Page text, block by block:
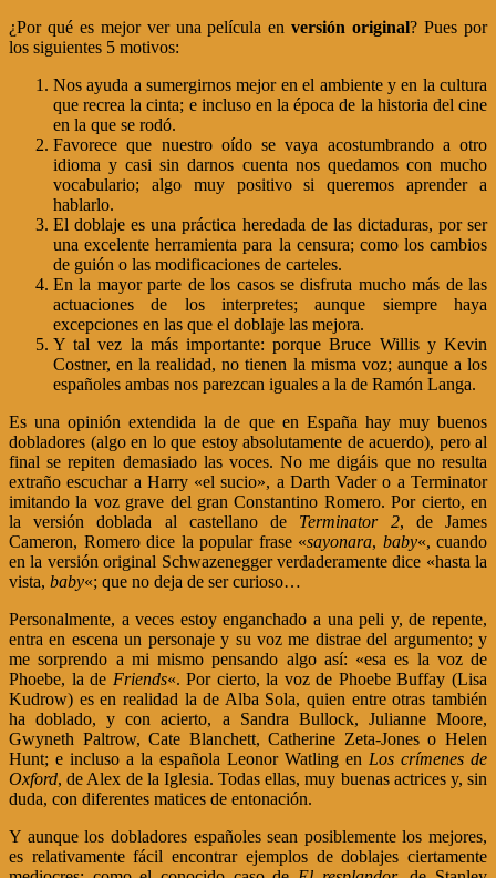
¿Por qué es mejor ver una película en versión original? Pues por
los siguientes 5 motivos:
Nos ayuda a sumergirnos mejor en el ambiente y en la cultura
que recrea la cinta; e incluso en la época de la historia del cine
en la que se rodó.
Favorece que nuestro oído se vaya acostumbrando a otro
idioma y casi sin darnos cuenta nos quedamos con mucho
vocabulario; algo muy positivo si queremos aprender a
hablarlo.
El doblaje es una práctica heredada de las dictaduras, por ser
una excelente herramienta para la censura; como los cambios
de guión o las modificaciones de carteles.
En la mayor parte de los casos se disfruta mucho más de las
actuaciones de los interpretes; aunque siempre haya
excepciones en las que el doblaje las mejora.
Y tal vez la más importante: porque Bruce Willis y Kevin
Costner, en la realidad, no tienen la misma voz; aunque a los
españoles ambas nos parezcan iguales a la de Ramón Langa.
Es una opinión extendida la de que en España hay muy buenos
dobladores (algo en lo que estoy absolutamente de acuerdo), pero al
final se repiten demasiado las voces. No me digáis que no resulta
extraño escuchar a Harry «el sucio», a Darth Vader o a Terminator
imitando la voz grave del gran Constantino Romero. Por cierto, en
la versión doblada al castellano de Terminator 2, de James
Cameron, Romero dice la popular frase «sayonara, baby«, cuando
en la versión original Schwazenegger verdaderamente dice «hasta la
vista, baby«; que no deja de ser curioso…
Personalmente, a veces estoy enganchado a una peli y, de repente,
entra en escena un personaje y su voz me distrae del argumento; y
me sorprendo a mi mismo pensando algo así: «esa es la voz de
Phoebe, la de Friends«. Por cierto, la voz de Phoebe Buffay (Lisa
Kudrow) es en realidad la de Alba Sola, quien entre otras también
ha doblado, y con acierto, a Sandra Bullock, Julianne Moore,
Gwyneth Paltrow, Cate Blanchett, Catherine Zeta-Jones o Helen
Hunt; e incluso a la española Leonor Watling en Los crímenes de
Oxford, de Alex de la Iglesia. Todas ellas, muy buenas actrices y, sin
duda, con diferentes matices de entonación.
Y aunque los dobladores españoles sean posiblemente los mejores,
es relativamente fácil encontrar ejemplos de doblajes ciertamente